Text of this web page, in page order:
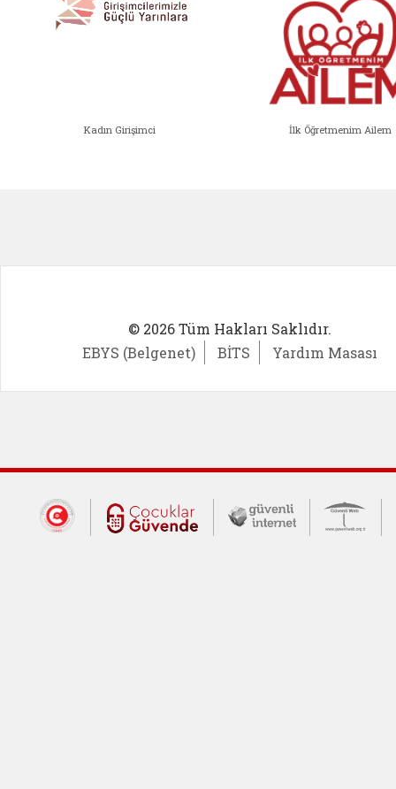
Kadın Girişimci İlk Öğretmenim Ailem
© 2026 Tüm Hakları Saklıdır.
EBYS (Belgenet)
BİTS Yardım Masası
Dış Bağlantılar
Cumhurbaşkanlığı İletişim Merkezi
Çocuklar Güvende (yeni
Güvenli